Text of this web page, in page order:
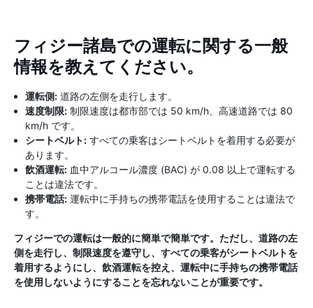
フィジー諸島での運転に関する一般
情報を教えてください。
運転側: 道路の左側を走行します。
速度制限: 制限速度は都市部では 50 km/h、高速道路では 80
km/h です。
シートベルト: すべての乗客はシートベルトを着用する必要が
あります。
飲酒運転: 血中アルコール濃度 (BAC) が 0.08 以上で運転する
ことは違法です。
携帯電話: 運転中に手持ちの携帯電話を使用することは違法で
す。
フィジーでの運転は一般的に簡単で簡単です。ただし、道路の左
側を走行し、制限速度を遵守し、すべての乗客がシートベルトを
着用するようにし、飲酒運転を控え、運転中に手持ちの携帯電話
を使用しないようにすることを忘れないことが重要です。